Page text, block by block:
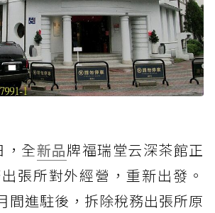
，全新品牌福瑞堂云深茶館正
張所對外經營，重新出發。
間進駐後，拆除稅務出張所原